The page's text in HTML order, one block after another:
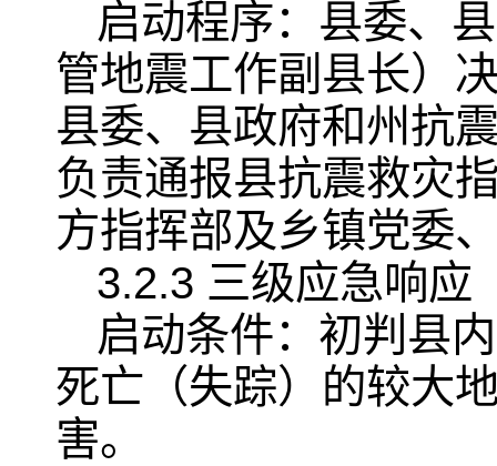
启动程序：县委、
管地震工作副县长）
县委、县政府和州抗
负责通报县抗震救灾
方指挥部及乡镇党委
3.2.3 三级应急响应
启动条件：初判县
死亡（失踪）的较大
害。